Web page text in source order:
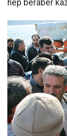
hep beraber